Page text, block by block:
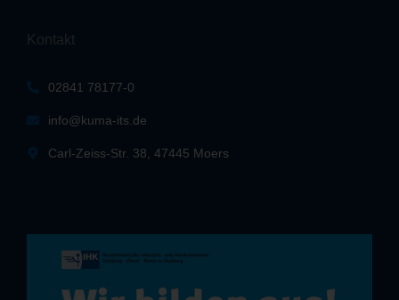
Kontakt
02841 78177-0
info@kuma-its.de
Carl-Zeiss-Str. 38, 47445 Moers